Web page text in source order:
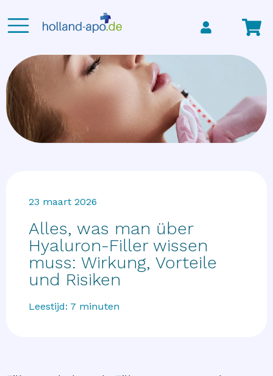
23 maart 2026
Alles, was man über
Hyaluron-Filler wissen
muss: Wirkung, Vorteile
und Risiken
Leestijd: 7 minuten